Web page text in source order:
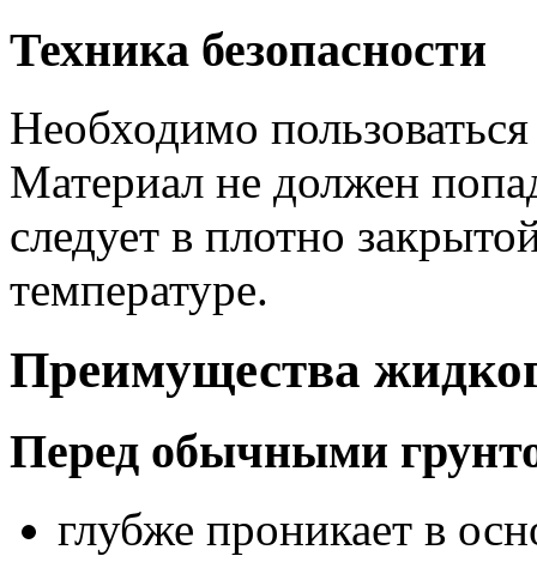
Техника безопасности
Необходимо
Материал не должен
следует в плотно
температуре.
Преимущества
Перед обычными
глубже проникает в